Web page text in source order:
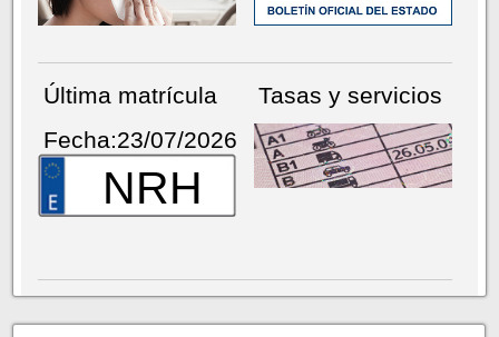
Última matrícula
Fecha:23/07/2026
NRH
Tasas y servicios